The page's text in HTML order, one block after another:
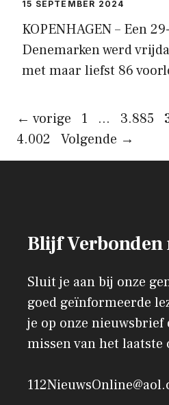
15 SEPTEMBER 2024
KOPENHAGEN – Een
Denemarken werd
met maar liefst 86
← vorige Pagina
1 … Pagina
3.885
4.002
Volgende →
Blijf Verbonden
Sluit je aan bij onze
goed geïnformeerde
je op onze nieuwsbrief
missen van het